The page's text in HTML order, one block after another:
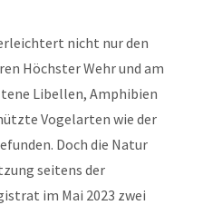
nicht nur den
Höchster Wehr und am
Libellen, Amphibien
Vogelarten wie der
Doch die Natur
seitens der
im Mai 2023 zwei